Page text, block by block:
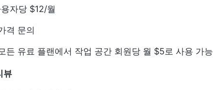
자당 $12/월
격 문의
든 유료 플랜에서 작업 공간 회원당 월 $5로 사용 가능
뷰